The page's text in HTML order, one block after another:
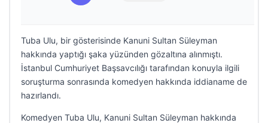
Tuba Ulu, bir gösterisinde Kanuni Sultan Süleyman
hakkında yaptığı şaka yüzünden gözaltına alınmıştı.
İstanbul Cumhuriyet Başsavcılığı tarafından konuyla ilgili
soruşturma sonrasında komedyen hakkında iddianame de
hazırlandı.
Komedyen Tuba Ulu, Kanuni Sultan Süleyman hakkında